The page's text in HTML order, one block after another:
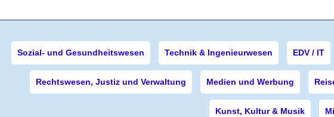
Sozial- und Gesundheitswesen Technik & Ingenieurwesen EDV / IT
Rechtswesen, Justiz und Verwaltung Medien und Werbung
Kunst, Kultur & Musik